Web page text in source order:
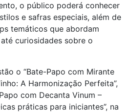
o público poderá conhecer
e safras especiais, além de
temáticos que abordam
curiosidades sobre o
o “Bate-Papo com Mirante
A Harmonização Perfeita”,
com Decanta Vinum –
práticas para iniciantes”, na